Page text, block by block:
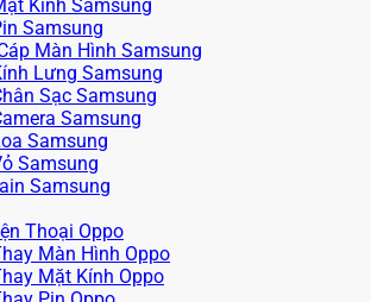
Kính Samsung
Samsung
Màn Hình Samsung
Lưng Samsung
Sạc Samsung
Samsung
Samsung
Samsung
Samsung
Thoại Oppo
Màn Hình Oppo
Mặt Kính Oppo